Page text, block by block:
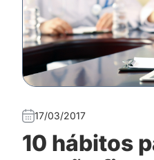
17/03/2017
10 hábitos